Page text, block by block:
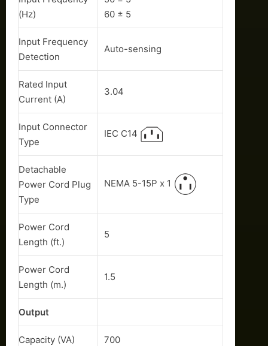
(Hz)
60 ± 5
Input Frequency
Detection
Auto-sensing
Rated Input
Current (A)
3.04
Input Connector
Type
IEC C14
Detachable
Power Cord Plug
Type
NEMA 5-15P x 1
Power Cord
Length (ft.)
5
Power Cord
Length (m.)
1.5
Output
Capacity (VA) 700